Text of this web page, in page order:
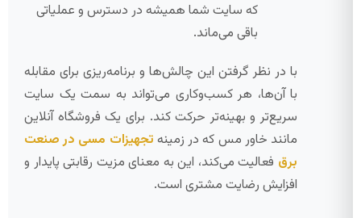
که سایت شما همیشه در دسترس و عملیاتی
باقی می‌ماند.
با در نظر گرفتن این چالش‌ها و برنامه‌ریزی برای مقابله
با آن‌ها، هر کسب‌وکاری می‌تواند به سمت یک سایت
سریع‌تر و بهینه‌تر حرکت کند. برای یک فروشگاه آنلاین
مانند خاور مس که در زمینه تجهیزات مسی در صنعت
برق فعالیت می‌کند، این به معنای مزیت رقابتی پایدار و
افزایش رضایت مشتری است.